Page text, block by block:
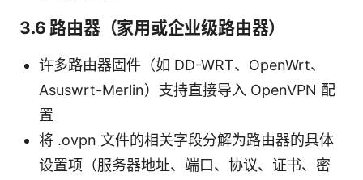
3.6 路由器（家用或企业级路由器）
许多路由器固件（如 DD-WRT、OpenWrt、
Asuswrt-Merlin）支持直接导入 OpenVPN 配
置
将 .ovpn 文件的相关字段分解为路由器的具体
设置项（服务器地址、端口、协议、证书、密